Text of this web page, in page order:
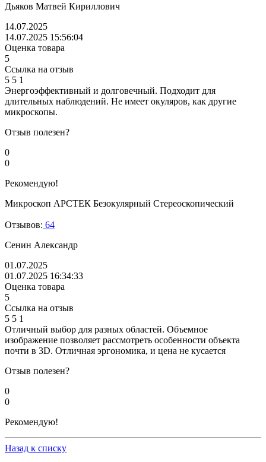
Дьяков Матвей Кириллович
14.07.2025
14.07.2025 15:56:04
Оценка товара
5
Ссылка на отзыв
5 5 1
Энергоэффективный и долговечный. Подходит для
длительных наблюдений. Не имеет окуляров, как другие
микроскопы.
Отзыв полезен?
0
0
Рекомендую!
Микроскоп АРСТЕК Безокулярный Стереоскопический
Отзывов: 64
Сенин Александр
01.07.2025
01.07.2025 16:34:33
Оценка товара
5
Ссылка на отзыв
5 5 1
Отличный выбор для разных областей. Объемное
изображение позволяет рассмотреть особенности объекта
почти в 3D. Отличная эргономика, и цена не кусается
Отзыв полезен?
0
0
Рекомендую!
Назад к списку